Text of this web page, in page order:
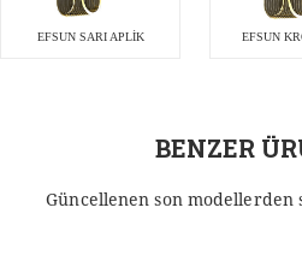
EFSUN SARI APLİK EFSUN
BENZER
Güncellenen son modellerden